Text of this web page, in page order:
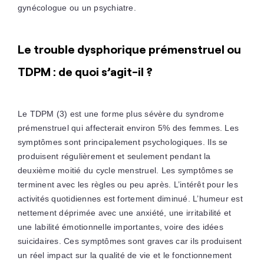
gynécologue ou un psychiatre.
Le trouble dysphorique prémenstruel ou
TDPM : de quoi s’agit-il ?
Le TDPM (3) est une forme plus sévère du syndrome
prémenstruel qui affecterait environ 5% des femmes. Les
symptômes sont principalement psychologiques. Ils se
produisent régulièrement et seulement pendant la
deuxième moitié du cycle menstruel. Les symptômes se
terminent avec les règles ou peu après. L’intérêt pour les
activités quotidiennes est fortement diminué. L’humeur est
nettement déprimée avec une anxiété, une irritabilité et
une labilité émotionnelle importantes, voire des idées
suicidaires. Ces symptômes sont graves car ils produisent
un réel impact sur la qualité de vie et le fonctionnement